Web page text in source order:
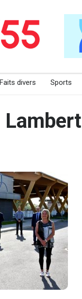
Faits divers Sports
Lambert